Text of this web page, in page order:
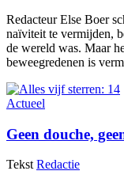
Redacteur Else Boer
naïviteit te vermijden,
de wereld was. Maar
beweegredenen is
Actueel
Geen douche,
Tekst Redactie